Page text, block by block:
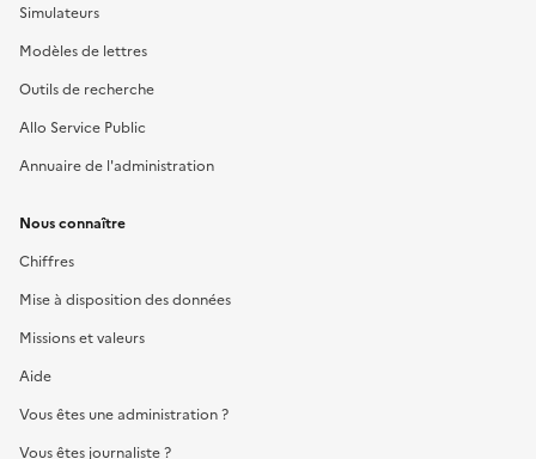
Simulateurs
Modèles de lettres
Outils de recherche
Allo Service Public
Annuaire de l'administration
Nous connaître
Chiffres
Mise à disposition des données
Missions et valeurs
Aide
Vous êtes une administration ?
Vous êtes journaliste ?